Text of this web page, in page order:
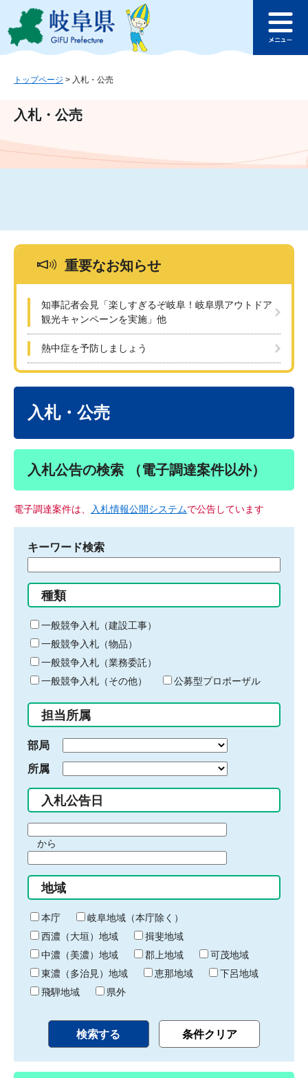
ジ
ュ
文
このページの本文へ
ュ
トップページ > 入札・公売
入札・公売
重要なお知らせ
知事記者会見「楽しすぎるぞ岐阜！岐阜県アウトドア
観光キャンペーンを実施」他
熱中症を予防しましょう
入札・公売
入札公告の検索 （電子調達案件以外）
電子調達案件は、 入札情報公開システムで公告しています
キーワード検索
る
キ
ー
ワ
ー
ド
入
力
種類
一般競争入札（建設工事）
一般競争入札（物品）
一般競争入札（業務委託）
一般競争入札（その他）
公募型プロポーザル
担当所属
部局
所属
入札公告日
間
始
り
から
間
終
わ
り
地域
本庁
岐阜地域（本庁除く）
西濃（大垣）地域
揖斐地域
中濃（美濃）地域
郡上地域
可茂地域
東濃（多治見）地域
恵那地域
下呂地域
飛騨地域
県外